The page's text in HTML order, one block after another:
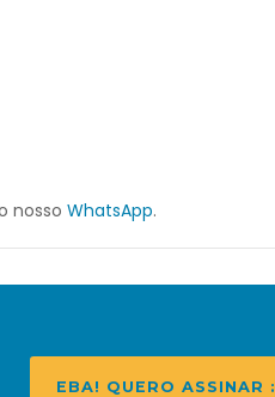
nosso WhatsApp.
EBA! QUERO ASSINAR